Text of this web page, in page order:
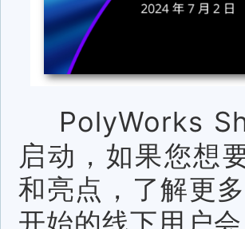
PolyWorks
启动，如果您想
和亮点，了解更
开始的线下用户会